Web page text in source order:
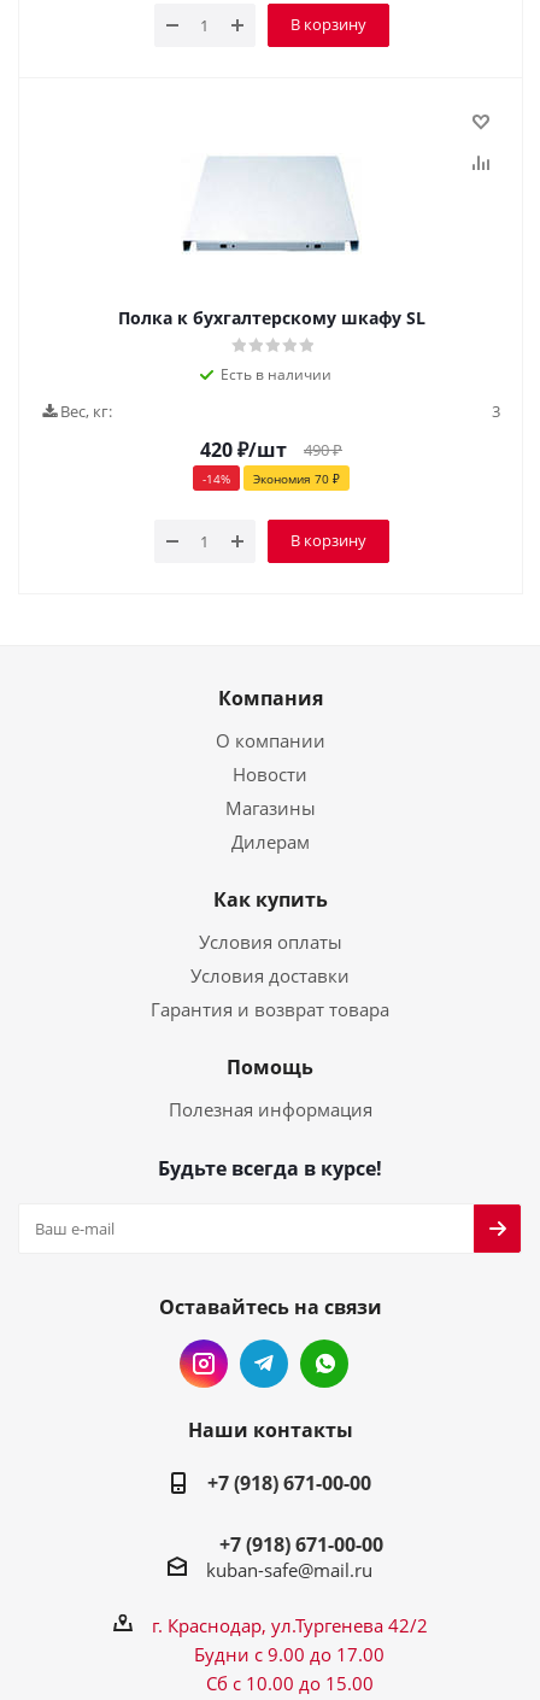
В корзину
Полка к бухгалтерскому шкафу SL
Есть в наличии
Вес, кг: 3
420₽/шт 490₽
-14% Экономия 70 ₽
В корзину
Компания
О компании
Новости
Магазины
Дилерам
Как купить
Условия оплаты
Условия доставки
Гарантия и возврат товара
Помощь
Полезная информация
Будьте всегда в курсе!
Оставайтесь на связи
Наши контакты
+7 (918) 671-00-00
+7 (918) 671-00-00
kuban-safe@mail.ru
г. Краснодар, ул.Тургенева 42/2
Будни с 9.00 до 17.00
Сб с 10.00 до 15.00